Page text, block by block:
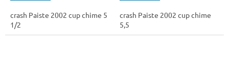
crash Paiste 2002 cup chime 5
1/2
crash Paiste 2002 cup chime
5,5